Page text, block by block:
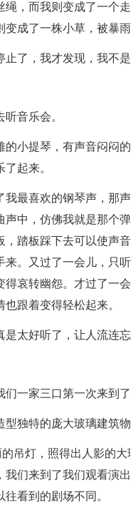
绳，而我则变成了一个
成了一株小草，被暴
止了，我才发现，我不
音乐会。
的小提琴，有声音闷闷
起来。
我最喜欢的钢琴声，那
声中，仿佛我就是那个
，踏板踩下去可以使声
来。又过了一会儿，只
得哀转幽怨。才过了一
跟着变得轻松起来。
太好听了，让人流连忘
们一家三口第一次来到
型独特的庞大玻璃建筑
吊灯，照得出人影的
我们来到了我们观看演
看到的剧场不同。